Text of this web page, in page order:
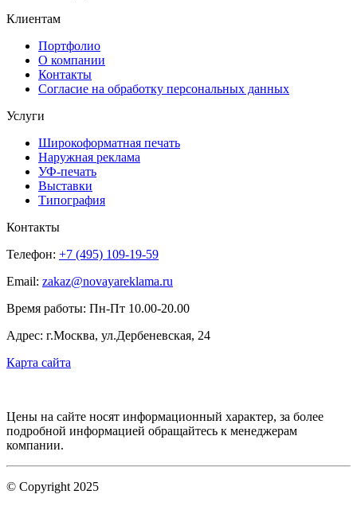
Клиентам
Портфолио
О компании
Контакты
Согласие на обработку персональных данных
Услуги
Широкоформатная печать
Наружная реклама
УФ-печать
Выставки
Типография
Контакты
Телефон: +7 (495) 109-19-59
Email: zakaz@novayareklama.ru
Время работы: Пн-Пт 10.00-20.00
Адрес: г.Москва, ул.Дербеневская, 24
Карта сайта
Цены на сайте носят информационный характер, за более
подробной информацией обращайтесь к менеджерам
компании.
© Copyright 2025